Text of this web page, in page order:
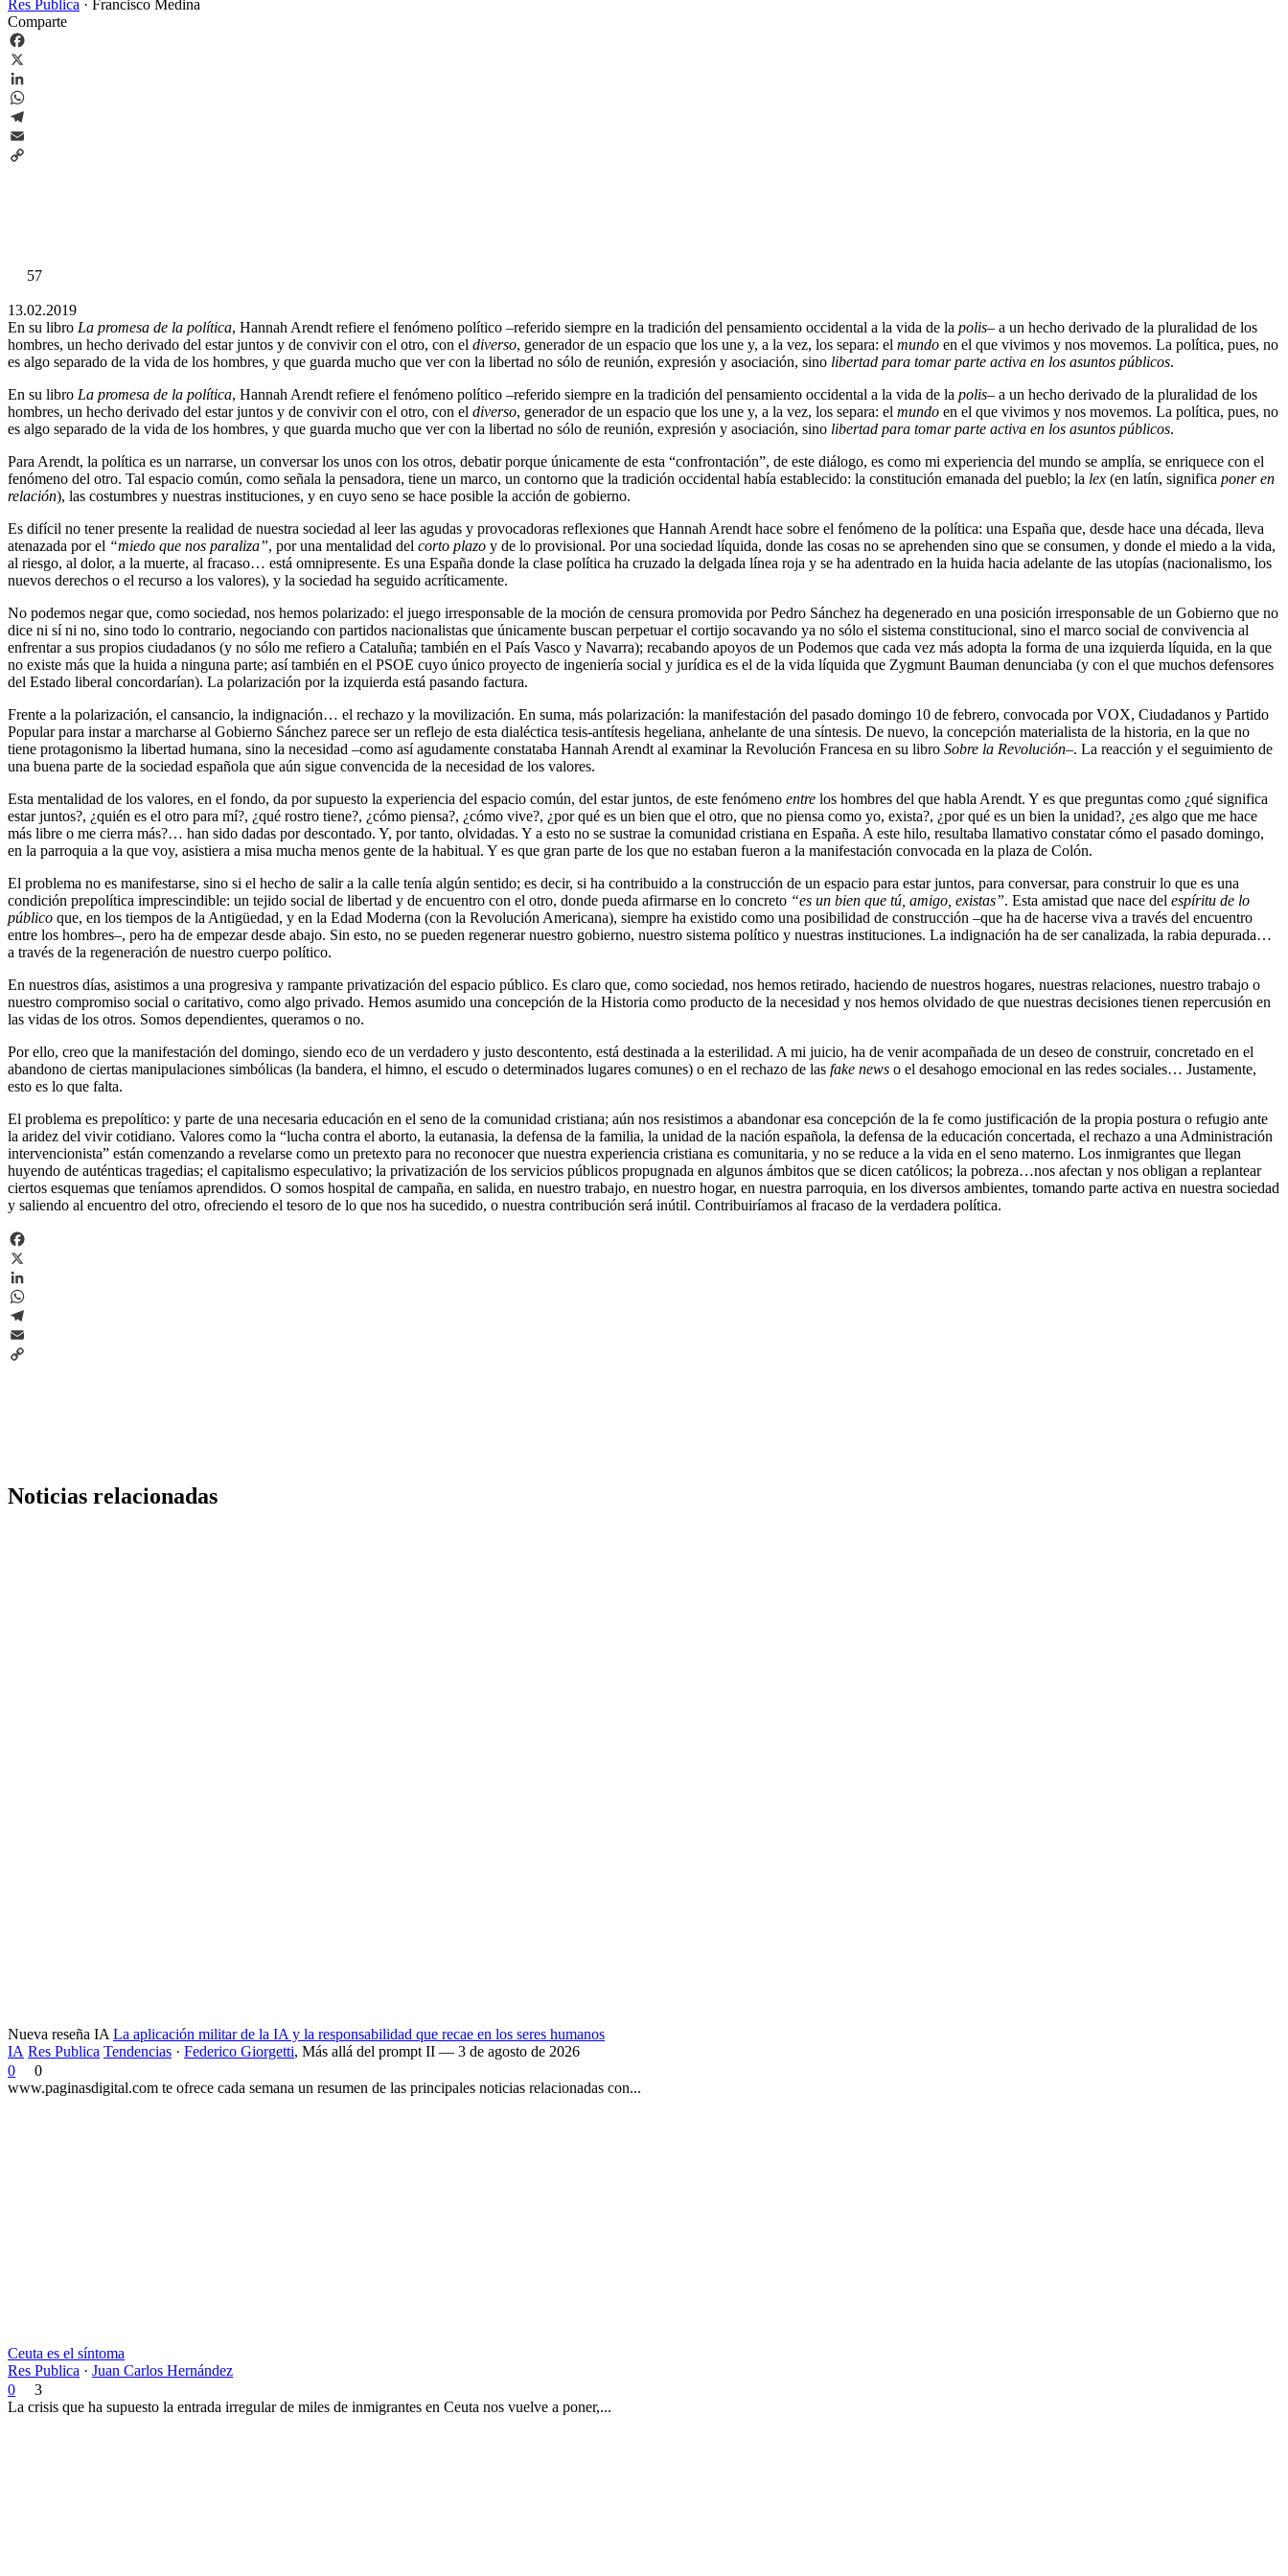
Res Publica · Francisco Medina
Comparte
Facebook
X
LinkedIn
WhatsApp
Telegram
Email
57
13.02.2019
En su libro La promesa de la política, Hannah Arendt refiere el fenómeno político –referido siempre en la tradición del pensamiento occidental a la vida de la polis– a un hecho derivado de la pluralidad de los
hombres, un hecho derivado del estar juntos y de convivir con el otro, con el diverso, generador de un espacio que los une y, a la vez, los separa: el mundo en el que vivimos y nos movemos. La política, pues, no
es algo separado de la vida de los hombres, y que guarda mucho que ver con la libertad no sólo de reunión, expresión y asociación, sino libertad para tomar parte activa en los asuntos públicos.
En su libro La promesa de la política, Hannah Arendt refiere el fenómeno político –referido siempre en la tradición del pensamiento occidental a la vida de la polis– a un hecho derivado de la pluralidad de los
hombres, un hecho derivado del estar juntos y de convivir con el otro, con el diverso, generador de un espacio que los une y, a la vez, los separa: el mundo en el que vivimos y nos movemos. La política, pues, no
es algo separado de la vida de los hombres, y que guarda mucho que ver con la libertad no sólo de reunión, expresión y asociación, sino libertad para tomar parte activa en los asuntos públicos.
Para Arendt, la política es un narrarse, un conversar los unos con los otros, debatir porque únicamente de esta “confrontación”, de este diálogo, es como mi experiencia del mundo se amplía, se enriquece con el
fenómeno del otro. Tal espacio común, como señala la pensadora, tiene un marco, un contorno que la tradición occidental había establecido: la constitución emanada del pueblo; la lex (en latín, significa poner en
relación), las costumbres y nuestras instituciones, y en cuyo seno se hace posible la acción de gobierno.
Es difícil no tener presente la realidad de nuestra sociedad al leer las agudas y provocadoras reflexiones que Hannah Arendt hace sobre el fenómeno de la política: una España que, desde hace una década, lleva
atenazada por el “miedo que nos paraliza”, por una mentalidad del corto plazo y de lo provisional. Por una sociedad líquida, donde las cosas no se aprehenden sino que se consumen, y donde el miedo a la vida,
al riesgo, al dolor, a la muerte, al fracaso… está omnipresente. Es una España donde la clase política ha cruzado la delgada línea roja y se ha adentrado en la huida hacia adelante de las utopías (nacionalismo, los
nuevos derechos o el recurso a los valores), y la sociedad ha seguido acríticamente.
No podemos negar que, como sociedad, nos hemos polarizado: el juego irresponsable de la moción de censura promovida por Pedro Sánchez ha degenerado en una posición irresponsable de un Gobierno que no
dice ni sí ni no, sino todo lo contrario, negociando con partidos nacionalistas que únicamente buscan perpetuar el cortijo socavando ya no sólo el sistema constitucional, sino el marco social de convivencia al
enfrentar a sus propios ciudadanos (y no sólo me refiero a Cataluña; también en el País Vasco y Navarra); recabando apoyos de un Podemos que cada vez más adopta la forma de una izquierda líquida, en la que
no existe más que la huida a ninguna parte; así también en el PSOE cuyo único proyecto de ingeniería social y jurídica es el de la vida líquida que Zygmunt Bauman denunciaba (y con el que muchos defensores
del Estado liberal concordarían). La polarización por la izquierda está pasando factura.
Frente a la polarización, el cansancio, la indignación… el rechazo y la movilización. En suma, más polarización: la manifestación del pasado domingo 10 de febrero, convocada por VOX, Ciudadanos y Partido
Popular para instar a marcharse al Gobierno Sánchez parece ser un reflejo de esta dialéctica tesis-antítesis hegeliana, anhelante de una síntesis. De nuevo, la concepción materialista de la historia, en la que no
tiene protagonismo la libertad humana, sino la necesidad –como así agudamente constataba Hannah Arendt al examinar la Revolución Francesa en su libro Sobre la Revolución–. La reacción y el seguimiento de
una buena parte de la sociedad española que aún sigue convencida de la necesidad de los valores.
Esta mentalidad de los valores, en el fondo, da por supuesto la experiencia del espacio común, del estar juntos, de este fenómeno entre los hombres del que habla Arendt. Y es que preguntas como ¿qué significa
estar juntos?, ¿quién es el otro para mí?, ¿qué rostro tiene?, ¿cómo piensa?, ¿cómo vive?, ¿por qué es un bien que el otro, que no piensa como yo, exista?, ¿por qué es un bien la unidad?, ¿es algo que me hace
más libre o me cierra más?… han sido dadas por descontado. Y, por tanto, olvidadas. Y a esto no se sustrae la comunidad cristiana en España. A este hilo, resultaba llamativo constatar cómo el pasado domingo,
en la parroquia a la que voy, asistiera a misa mucha menos gente de la habitual. Y es que gran parte de los que no estaban fueron a la manifestación convocada en la plaza de Colón.
El problema no es manifestarse, sino si el hecho de salir a la calle tenía algún sentido; es decir, si ha contribuido a la construcción de un espacio para estar juntos, para conversar, para construir lo que es una
condición prepolítica imprescindible: un tejido social de libertad y de encuentro con el otro, donde pueda afirmarse en lo concreto “es un bien que tú, amigo, existas”. Esta amistad que nace del espíritu de lo
público que, en los tiempos de la Antigüedad, y en la Edad Moderna (con la Revolución Americana), siempre ha existido como una posibilidad de construcción –que ha de hacerse viva a través del encuentro
entre los hombres–, pero ha de empezar desde abajo. Sin esto, no se pueden regenerar nuestro gobierno, nuestro sistema político y nuestras instituciones. La indignación ha de ser canalizada, la rabia depurada…
a través de la regeneración de nuestro cuerpo político.
En nuestros días, asistimos a una progresiva y rampante privatización del espacio público. Es claro que, como sociedad, nos hemos retirado, haciendo de nuestros hogares, nuestras relaciones, nuestro trabajo o
nuestro compromiso social o caritativo, como algo privado. Hemos asumido una concepción de la Historia como producto de la necesidad y nos hemos olvidado de que nuestras decisiones tienen repercusión en
las vidas de los otros. Somos dependientes, queramos o no.
Por ello, creo que la manifestación del domingo, siendo eco de un verdadero y justo descontento, está destinada a la esterilidad. A mi juicio, ha de venir acompañada de un deseo de construir, concretado en el
abandono de ciertas manipulaciones simbólicas (la bandera, el himno, el escudo o determinados lugares comunes) o en el rechazo de las fake news o el desahogo emocional en las redes sociales… Justamente,
esto es lo que falta.
El problema es prepolítico: y parte de una necesaria educación en el seno de la comunidad cristiana; aún nos resistimos a abandonar esa concepción de la fe como justificación de la propia postura o refugio ante
la aridez del vivir cotidiano. Valores como la “lucha contra el aborto, la eutanasia, la defensa de la familia, la unidad de la nación española, la defensa de la educación concertada, el rechazo a una Administración
intervencionista” están comenzando a revelarse como un pretexto para no reconocer que nuestra experiencia cristiana es comunitaria, y no se reduce a la vida en el seno materno. Los inmigrantes que llegan
huyendo de auténticas tragedias; el capitalismo especulativo; la privatización de los servicios públicos propugnada en algunos ámbitos que se dicen católicos; la pobreza…nos afectan y nos obligan a replantear
ciertos esquemas que teníamos aprendidos. O somos hospital de campaña, en salida, en nuestro trabajo, en nuestro hogar, en nuestra parroquia, en los diversos ambientes, tomando parte activa en nuestra sociedad
y saliendo al encuentro del otro, ofreciendo el tesoro de lo que nos ha sucedido, o nuestra contribución será inútil. Contribuiríamos al fracaso de la verdadera política.
Facebook
X
LinkedIn
WhatsApp
Telegram
Email
Noticias relacionadas
Nueva reseña IA La aplicación militar de la IA y la responsabilidad que recae en los seres humanos
IA Res Publica Tendencias · Federico Giorgetti, Más allá del prompt II — 3 de agosto de 2026
0
0
www.paginasdigital.com te ofrece cada semana un resumen de las principales noticias relacionadas con...
Ceuta es el síntoma
Res Publica · Juan Carlos Hernández
0
3
La crisis que ha supuesto la entrada irregular de miles de inmigrantes en Ceuta nos vuelve a poner,...